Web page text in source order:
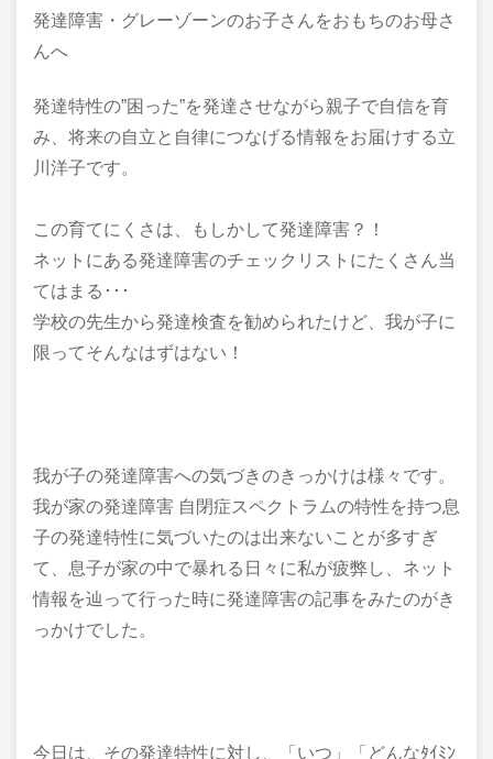
発達障害・グレーゾーンのお子さんをおもちのお母さ
んへ
発達特性の”困った”を発達させながら親子で自信を育
み、将来の自立と自律につなげる情報をお届けする立
川洋子です。
この育てにくさは、もしかして発達障害？！
ネットにある発達障害のチェックリストにたくさん当
てはまる･･･
学校の先生から発達検査を勧められたけど、我が子に
限ってそんなはずはない！
我が子の発達障害への気づきのきっかけは様々です。
我が家の発達障害 自閉症スペクトラムの特性を持つ息
子の発達特性に気づいたのは出来ないことが多すぎ
て、息子が家の中で暴れる日々に私が疲弊し、ネット
情報を辿って行った時に発達障害の記事をみたのがき
っかけでした。
今日は、その発達特性に対し、「いつ」「どんなﾀｲﾐﾝ